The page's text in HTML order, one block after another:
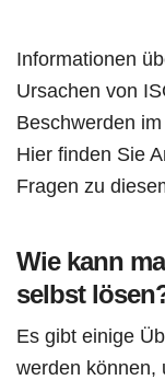
Informationen
Ursachen von
Beschwerden
Hier finden Sie
Fragen zu
Wie kann
selbst
Es gibt einige
werden können,